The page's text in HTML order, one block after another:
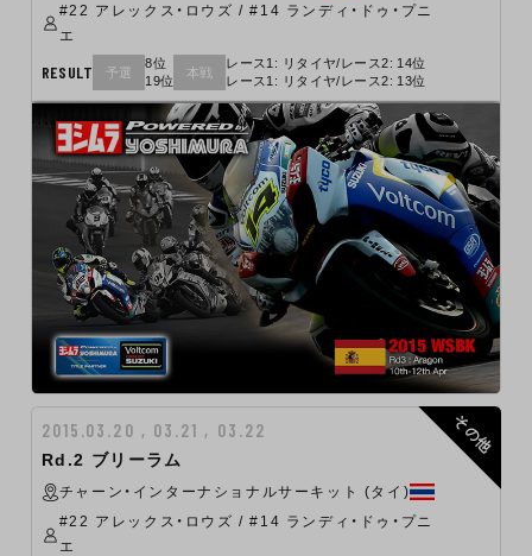
#22 アレックス・ロウズ / #14 ランディ・ドゥ・プニ
エ
RESULT 予選
8位
19位
本戦
レース1: リタイヤ/レース2: 14位
レース1: リタイヤ/レース2: 13位
2015.03.20 , 03.21 , 03.22
Rd.2 ブリーラム
チャーン・インターナショナルサーキット (タイ)
#22 アレックス・ロウズ / #14 ランディ・ドゥ・プニ
エ
その他